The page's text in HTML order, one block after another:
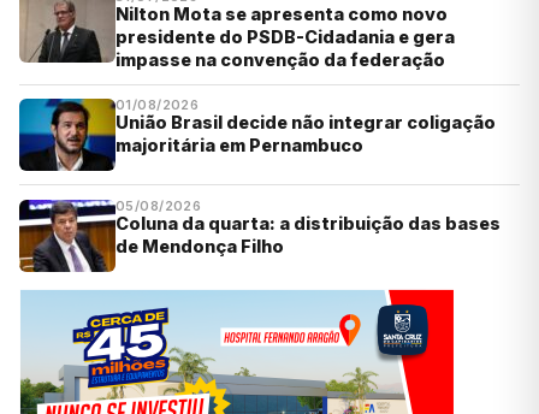
Nilton Mota se apresenta como novo
presidente do PSDB-Cidadania e gera
impasse na convenção da federação
01/08/2026
União Brasil decide não integrar coligação
majoritária em Pernambuco
05/08/2026
Coluna da quarta: a distribuição das bases
de Mendonça Filho